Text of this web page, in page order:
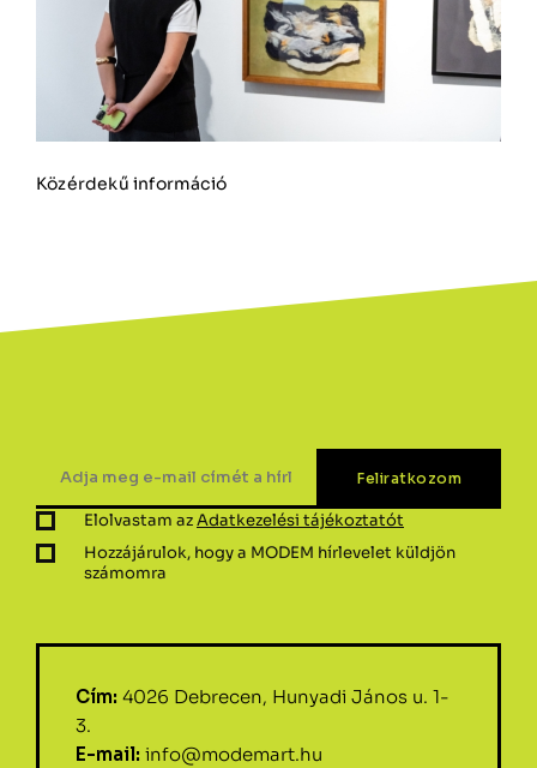
Közérdekű információ
Elolvastam azAdatkezelési tájékoztatót
Hozzájárulok, hogy a MODEM hírlevelet küldjön
számomra
Cím: 4026 Debrecen, Hunyadi János u. 1-
3.
E-mail: info@modemart.hu